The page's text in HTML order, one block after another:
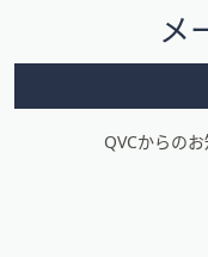
メ
ニ
メ
QVCからの